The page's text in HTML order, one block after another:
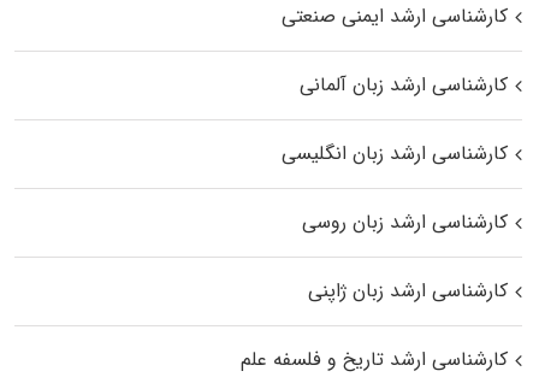
کارشناسی ارشد ایمنی صنعتی
کارشناسی ارشد زبان آلمانی
کارشناسی ارشد زبان انگلیسی
کارشناسی ارشد زبان روسی
کارشناسی ارشد زبان ژاپنی
کارشناسی ارشد تاریخ و فلسفه علم